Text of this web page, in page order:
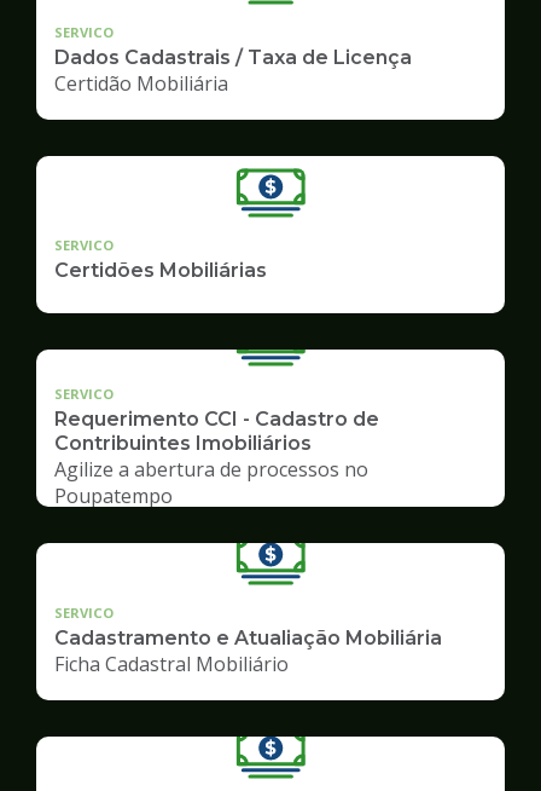
SERVICO
Dados Cadastrais / Taxa de Licença
Certidão Mobiliária
SERVICO
Certidões Mobiliárias
SERVICO
Requerimento CCI - Cadastro de
Contribuintes Imobiliários
Agilize a abertura de processos no
Poupatempo
SERVICO
Cadastramento e Atualiação Mobiliária
Ficha Cadastral Mobiliário